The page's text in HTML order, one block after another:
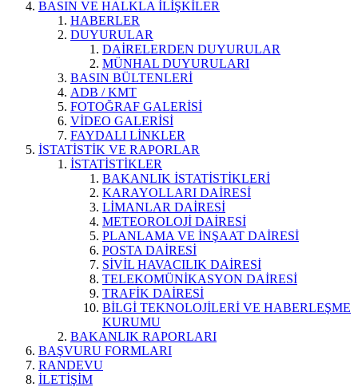
BASIN VE HALKLA İLİŞKİLER
HABERLER
DUYURULAR
DAİRELERDEN DUYURULAR
MÜNHAL DUYURULARI
BASIN BÜLTENLERİ
ADB / KMT
FOTOĞRAF GALERİSİ
VİDEO GALERİSİ
FAYDALI LİNKLER
İSTATİSTİK VE RAPORLAR
İSTATİSTİKLER
BAKANLIK İSTATİSTİKLERİ
KARAYOLLARI DAİRESİ
LİMANLAR DAİRESİ
METEOROLOJİ DAİRESİ
PLANLAMA VE İNŞAAT DAİRESİ
POSTA DAİRESİ
SİVİL HAVACILIK DAİRESİ
TELEKOMÜNİKASYON DAİRESİ
TRAFİK DAİRESİ
BİLGİ TEKNOLOJİLERİ VE HABERLEŞME
KURUMU
BAKANLIK RAPORLARI
BAŞVURU FORMLARI
RANDEVU
İLETİŞİM